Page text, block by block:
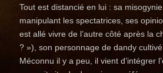
Tout est distancié en lui : sa
manipulant les spectatrices, ses
est allé vivre de l’autre côté après la
? »), son personnage de dandy
Méconnu il y a peu, il vient d’intégrer